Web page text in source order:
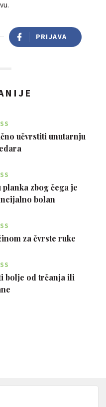
PRIJAVA
učvrstiti unutarnju
zbog čega je
bolan
za čvrste ruke
bolje od trčanja ili